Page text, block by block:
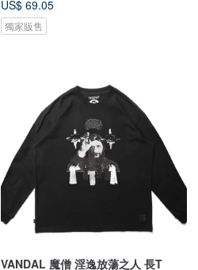
US$ 69.05
獨家販售
VANDAL 魔僧 淫逸放蕩之人 長T